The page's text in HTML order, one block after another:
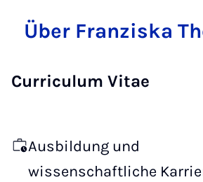
Über Franziska
Curriculum Vitae
Ausbildung und
wissenschaftliche